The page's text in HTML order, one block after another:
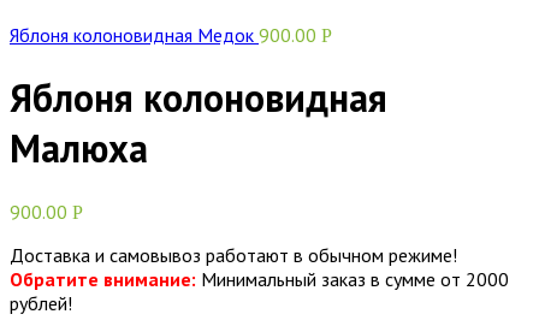
Яблоня колоновидная Медок 900.00 Р
Яблоня колоновидная
Малюха
900.00 Р
Доставка и самовывоз работают в обычном режиме!
Обратите внимание: Минимальный заказ в сумме от 2000
рублей!